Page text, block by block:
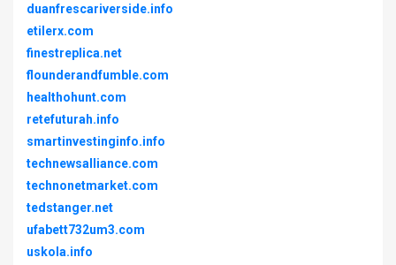
duanfrescariverside.info
etilerx.com
finestreplica.net
flounderandfumble.com
healthohunt.com
retefuturah.info
smartinvestinginfo.info
technewsalliance.com
technonetmarket.com
tedstanger.net
ufabett732um3.com
uskola.info